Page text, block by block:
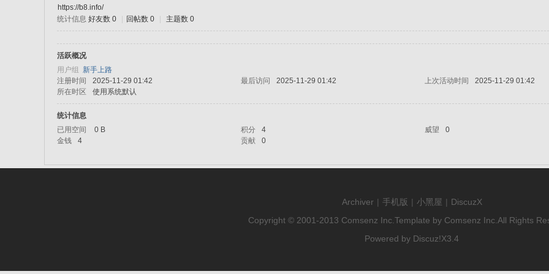
https://b8.info/
统计信息 好友数 0 回帖数 0 主题数 0
活跃概况
用户组 新手上路
注册时间
2025-11-29 01:42 最后访问 2025-11-29 01:42 上次活动时间
2025-11-29 01:42
所在时区
使用系统默认
统计信息
已用空间
0 B 积分 4 威望
0
金钱
4 贡献 0
Archiver | 手机版 | 小黑屋 | DiscuzX
Copyright © 2001-2013 Comsenz Inc. Template by Comsenz Inc. All Rights
Powered by Discuz!X3.4